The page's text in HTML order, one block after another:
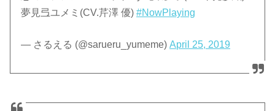
夢見弖ユメミ(CV.芹澤 優)#NowPlaying
— さるえる (@sarueru_yumeme)April 25, 2019